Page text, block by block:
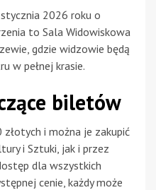
2026 roku o
to Sala Widowiskowa
gdzie widzowie będą
w pełnej krasie.
biletów
i można je zakupić
i Sztuki, jak i przez
dla wszystkich
cenie, każdy może